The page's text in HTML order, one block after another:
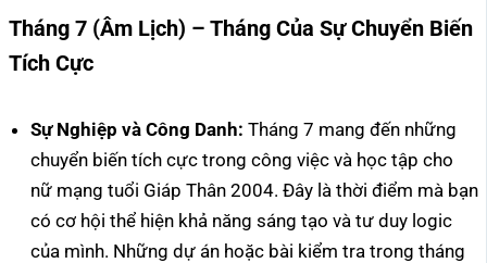
Tháng 7 (Âm Lịch) – Tháng Của Sự Chuyển Biến
Tích Cực
Sự Nghiệp và Công Danh: Tháng 7 mang đến những
chuyển biến tích cực trong công việc và học tập cho
nữ mạng tuổi Giáp Thân 2004. Đây là thời điểm mà bạn
có cơ hội thể hiện khả năng sáng tạo và tư duy logic
của mình. Những dự án hoặc bài kiểm tra trong tháng